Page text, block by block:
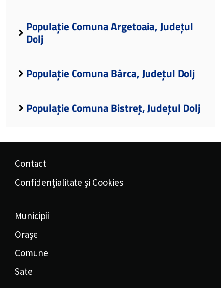
Populație Comuna Argetoaia, Județul
Dolj
Populație Comuna Bârca, Județul Dolj
Populație Comuna Bistreț, Județul Dolj
Contact
Confidențialitate și Cookies
Municipii
Orașe
Comune
Sate